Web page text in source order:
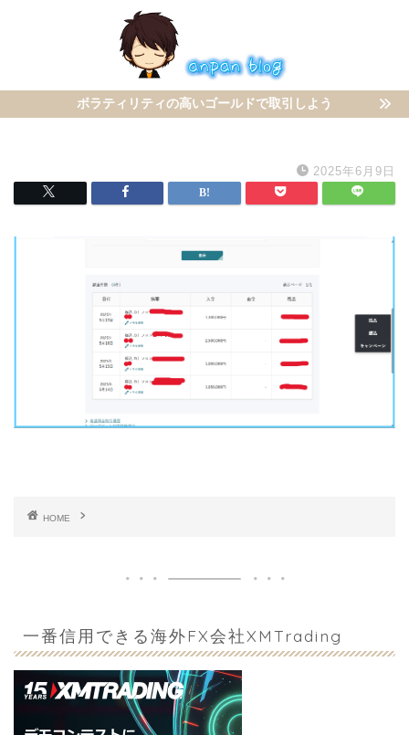
ボラティリティの高いゴールドで取引しよう
2025年6月9日
HOME
一番信用できる海外FX会社XMTrading